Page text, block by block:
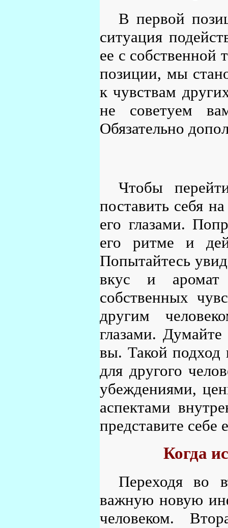
В первой
ситуация
ее с собственной
позиции, мы
к чувствам
не советуем
Обязательно
Чтобы
поставить себя
его глазами.
его ритме и
Попытайтесь
вкус и аромат
собственных
другим
глазами.
вы. Такой подход
для другого
убеждениями,
аспектами
представите себе
Когда
Переходя во
важную новую
человеком.